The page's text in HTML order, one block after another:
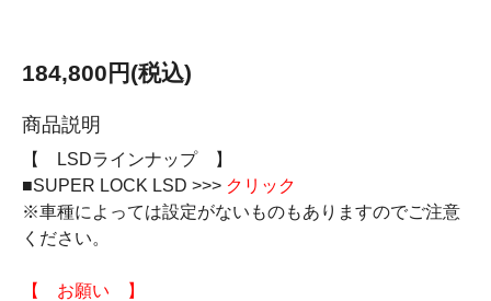
184,800円(税込)
商品説明
【 LSDラインナップ 】
■SUPER LOCK LSD >>> クリック
※車種によっては設定がないものもありますのでご注意
ください。
【 お願い 】